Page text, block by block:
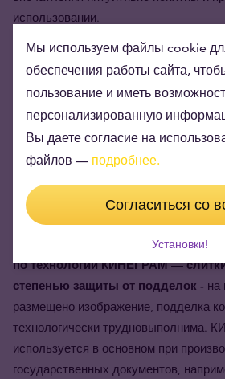
использовании.
Возможности дизайна и выбор
практически безграничны. Функции
аналогов по своему внешнему виду
Argor-Heraeus SA применяет кинеграм
устройства на оборотной стороне
с 1994 года.
Почему стоит приобрести
Золотые слитки Argor-Heraeus
по технологии КИНЕГРАМ —
степенью защиты от подделок - на
размещено изображение, подделка
технологически трудновыполнима.
используется в основном при
государственных документов,
Мы используем файлы cookie
обеспечения работы сайта,
пользование и иметь
персонализированную
Вы даете согласие на
файлов — подробнее.
Согласиться со
Установки!